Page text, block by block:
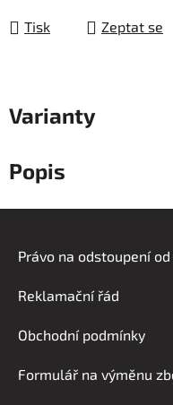
Tisk
Zeptat se
Varianty
Popis
Právo na odstoupení
Reklamační řád
Obchodní podmínky
Formulář na výměnu